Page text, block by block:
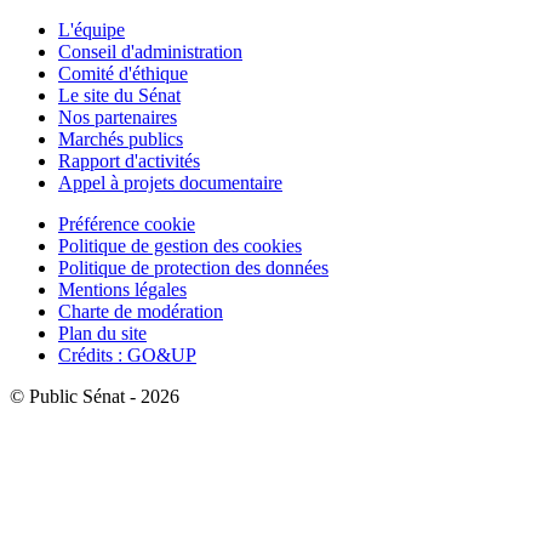
L'équipe
Conseil d'administration
Comité d'éthique
Le site du Sénat
Nos partenaires
Marchés publics
Rapport d'activités
Appel à projets documentaire
Préférence cookie
Politique de gestion des cookies
Politique de protection des données
Mentions légales
Charte de modération
Plan du site
Crédits : GO&UP
© Public Sénat - 2026